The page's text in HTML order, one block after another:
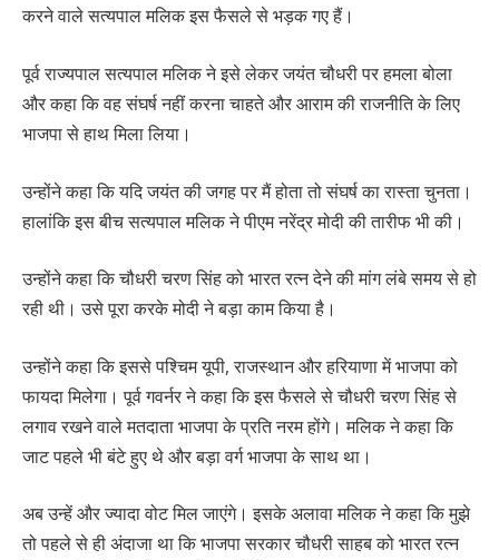
करने वाले सत्यपाल मलिक इस फैसले से भड़क गए हैं।
पूर्व राज्यपाल सत्यपाल मलिक ने इसे लेकर जयंत चौधरी पर हमला बोला
और कहा कि वह संघर्ष नहीं करना चाहते और आराम की राजनीति के लिए
भाजपा से हाथ मिला लिया।
उन्होंने कहा कि यदि जयंत की जगह पर मैं होता तो संघर्ष का रास्ता चुनता।
हालांकि इस बीच सत्यपाल मलिक ने पीएम नरेंद्र मोदी की तारीफ भी की।
उन्होंने कहा कि चौधरी चरण सिंह को भारत रत्न देने की मांग लंबे समय से हो
रही थी। उसे पूरा करके मोदी ने बड़ा काम किया है।
उन्होंने कहा कि इससे पश्चिम यूपी, राजस्थान और हरियाणा में भाजपा को
फायदा मिलेगा। पूर्व गवर्नर ने कहा कि इस फैसले से चौधरी चरण सिंह से
लगाव रखने वाले मतदाता भाजपा के प्रति नरम होंगे। मलिक ने कहा कि
जाट पहले भी बंटे हुए थे और बड़ा वर्ग भाजपा के साथ था।
अब उन्हें और ज्यादा वोट मिल जाएंगे। इसके अलावा मलिक ने कहा कि मुझे
तो पहले से ही अंदाजा था कि भाजपा सरकार चौधरी साहब को भारत रत्न